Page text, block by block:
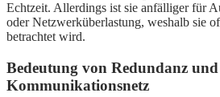
Echtzeit. Allerdings ist sie anfälliger für
oder Netzwerküberlastung, weshalb sie
betrachtet wird.
Bedeutung von Redundanz
Kommunikationsnetz